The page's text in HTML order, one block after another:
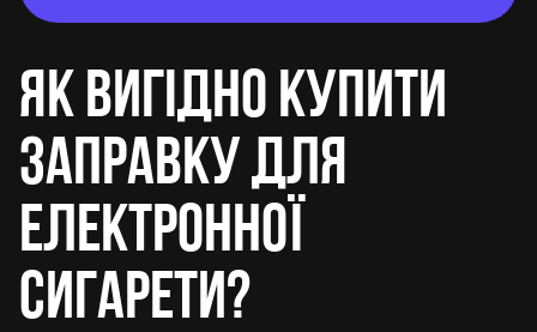
Як вигідно купити
заправку для
електронної
сигарети?